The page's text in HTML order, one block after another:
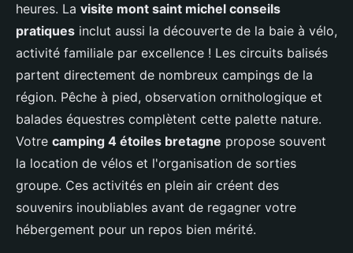
heures. La visite mont saint michel conseils
pratiques inclut aussi la découverte de la baie à vélo,
activité familiale par excellence ! Les circuits balisés
partent directement de nombreux campings de la
région. Pêche à pied, observation ornithologique et
balades équestres complètent cette palette nature.
Votre camping 4 étoiles bretagne propose souvent
la location de vélos et l'organisation de sorties
groupe. Ces activités en plein air créent des
souvenirs inoubliables avant de regagner votre
hébergement pour un repos bien mérité.